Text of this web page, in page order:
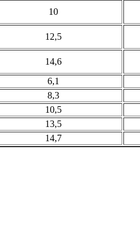
10
12,5
14,6
6,1
8,3
10,5
13,5
14,7